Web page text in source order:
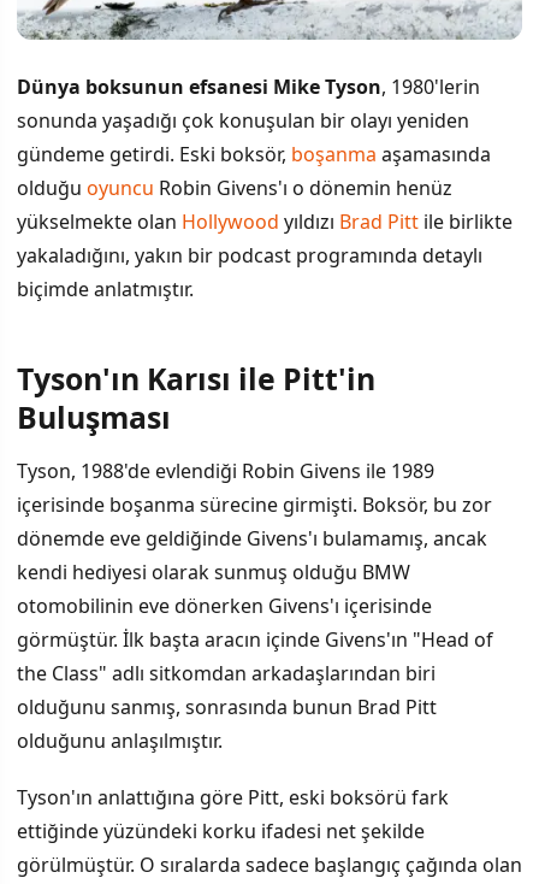
Dünya boksunun efsanesi Mike Tyson, 1980'lerin
sonunda yaşadığı çok konuşulan bir olayı yeniden
gündeme getirdi. Eski boksör, boşanma aşamasında
olduğu oyuncu Robin Givens'ı o dönemin henüz
yükselmekte olan Hollywood yıldızı Brad Pitt ile birlikte
yakaladığını, yakın bir podcast programında detaylı
biçimde anlatmıştır.
İÇINDEKILER
İddialar ve Spekülasyonlar
Givens'ın Açıklamaları ve Savunması
Tyson'ın Karısı ile Pitt'in
Buluşması
Tyson, 1988'de evlendiği Robin Givens ile 1989
içerisinde boşanma sürecine girmişti. Boksör, bu zor
dönemde eve geldiğinde Givens'ı bulamamış, ancak
kendi hediyesi olarak sunmuş olduğu BMW
otomobilinin eve dönerken Givens'ı içerisinde
görmüştür. İlk başta aracın içinde Givens'ın "Head of
the Class" adlı sitkomdan arkadaşlarından biri
olduğunu sanmış, sonrasında bunun Brad Pitt
olduğunu anlaşılmıştır.
Tyson'ın anlattığına göre Pitt, eski boksörü fark
ettiğinde yüzündeki korku ifadesi net şekilde
görülmüştür. O sıralarda sadece başlangıç çağında olan